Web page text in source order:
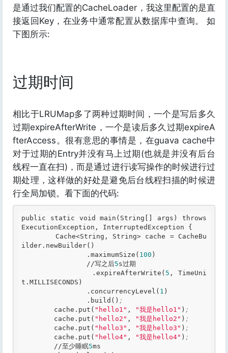
是通过我们配置的CacheLoader，我这里配置的是直
接返回Key，在业务中通常配置从数据库中查询。 如
下图所示:
过期时间
相比于LRUMap多了两种过期时间，一个是写后多久
过期expireAfterWrite，一个是读后多久过期expireA
fterAccess。很有意思的事情是，在guava cache中
对于过期的Entry并没有马上过期(也就是并没有后台
线程一直在扫)，而是通过进行读写操作的时候进行过
期处理，这样做的好处是避免后台线程扫描的时候进
行全局加锁。看下面的代码:
public static void main(String[] args) throws
ExecutionException, InterruptedException {
ilder .newBuilder()
.maximumSize ( 100 )
                //写之后
5s过期
.expireAfterWrite ( 5 , TimeUni
t .MILLISECONDS )
.concurrencyLevel ( 1 )
.build () ;
        cache
.put ( "hello1" , "我是hello1" ) ;
        cache
.put ( "hello2" , "我是hello2" ) ;
        cache
.put ( "hello3" , "我是hello3" ) ;
        cache
.put ( "hello4" , "我是hello4" ) ;
        //至少睡眠
5ms